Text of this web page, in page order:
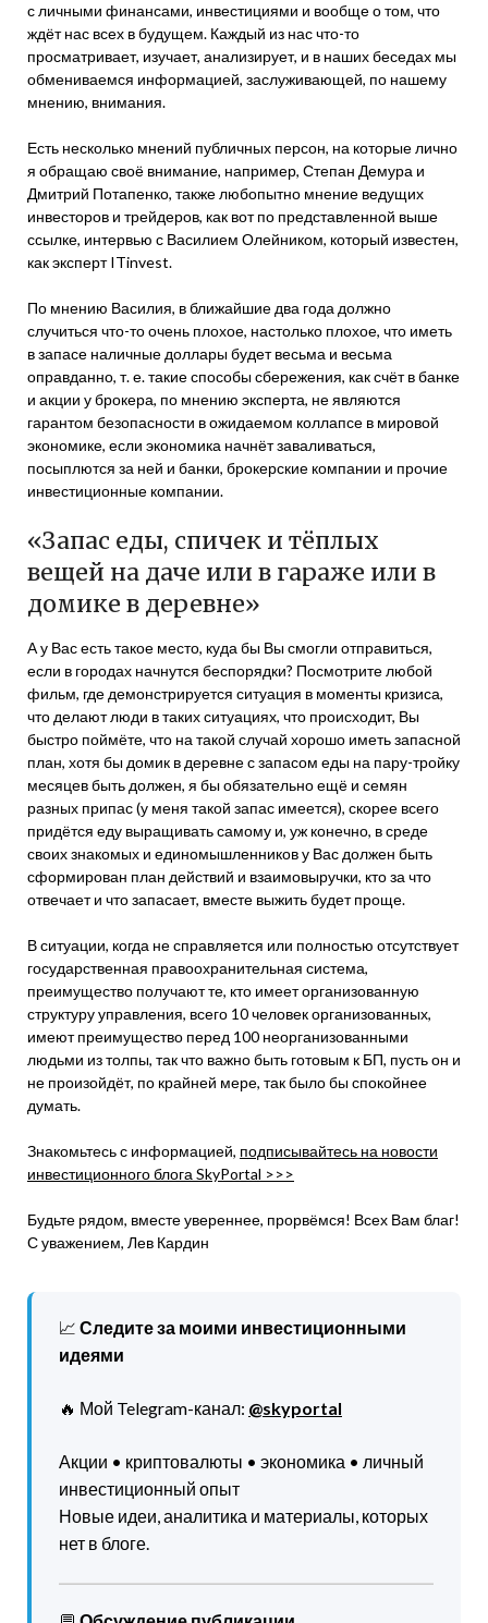
с личными финансами, инвестициями и вообще о том, что
ждёт нас всех в будущем. Каждый из нас что-то
просматривает, изучает, анализирует, и в наших беседах мы
обмениваемся информацией, заслуживающей, по нашему
мнению, внимания.
Есть несколько мнений публичных персон, на которые лично
я обращаю своё внимание, например, Степан Демура и
Дмитрий Потапенко, также любопытно мнение ведущих
инвесторов и трейдеров, как вот по представленной выше
ссылке, интервью с Василием Олейником, который известен,
как эксперт ITinvest.
По мнению Василия, в ближайшие два года должно
случиться что-то очень плохое, настолько плохое, что иметь
в запасе наличные доллары будет весьма и весьма
оправданно, т. е. такие способы сбережения, как счёт в банке
и акции у брокера, по мнению эксперта, не являются
гарантом безопасности в ожидаемом коллапсе в мировой
экономике, если экономика начнёт заваливаться,
посыплются за ней и банки, брокерские компании и прочие
инвестиционные компании.
«Запас еды, спичек и тёплых
вещей на даче или в гараже или в
домике в деревне»
А у Вас есть такое место, куда бы Вы смогли отправиться,
если в городах начнутся беспорядки? Посмотрите любой
фильм, где демонстрируется ситуация в моменты кризиса,
что делают люди в таких ситуациях, что происходит, Вы
быстро поймёте, что на такой случай хорошо иметь запасной
план, хотя бы домик в деревне с запасом еды на пару-тройку
месяцев быть должен, я бы обязательно ещё и семян
разных припас (у меня такой запас имеется), скорее всего
придётся еду выращивать самому и, уж конечно, в среде
своих знакомых и единомышленников у Вас должен быть
сформирован план действий и взаимовыручки, кто за что
отвечает и что запасает, вместе выжить будет проще.
В ситуации, когда не справляется или полностью отсутствует
государственная правоохранительная система,
преимущество получают те, кто имеет организованную
структуру управления, всего 10 человек организованных,
имеют преимущество перед 100 неорганизованными
людьми из толпы, так что важно быть готовым к БП, пусть он и
не произойдёт, по крайней мере, так было бы спокойнее
думать.
Знакомьтесь с информацией, подписывайтесь на новости
инвестиционного блога SkyPortal >>>
Будьте рядом, вместе увереннее, прорвёмся! Всех Вам благ!
С уважением, Лев Кардин
📈 Следите за моими инвестиционными
идеями
🔥 Мой Telegram-канал: @skyportal
Акции • криптовалюты • экономика • личный
инвестиционный опыт
Новые идеи, аналитика и материалы, которых
нет в блоге.